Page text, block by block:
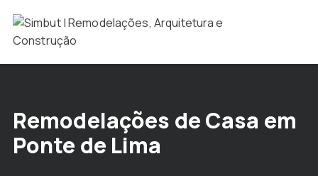
Remodelações de Casa em
Ponte de Lima